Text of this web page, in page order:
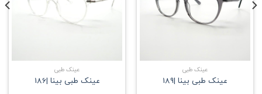
عینک طبی
عینک طبی بینا |189
عینک طبی
عینک طبی بینا |186